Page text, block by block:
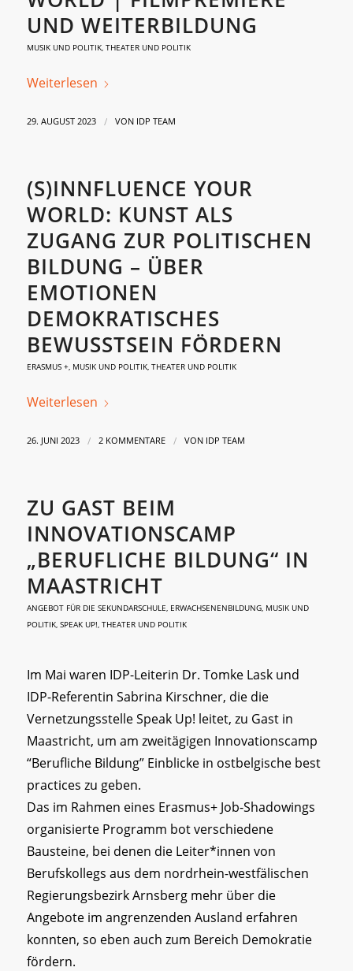
UND WEITERBILDUNG
MUSIK UND POLITIK, THEATER UND POLITIK
Weiterlesen
29. AUGUST 2023 / VON IDP TEAM
(S)INNFLUENCE YOUR
WORLD: KUNST ALS
ZUGANG ZUR POLITISCHEN
BILDUNG – ÜBER
EMOTIONEN
DEMOKRATISCHES
BEWUSSTSEIN FÖRDERN
ERASMUS +, MUSIK UND POLITIK, THEATER UND POLITIK
Weiterlesen
26. JUNI 2023 / 2 KOMMENTARE / VON IDP TEAM
ZU GAST BEIM
INNOVATIONSCAMP
„BERUFLICHE BILDUNG“ IN
MAASTRICHT
ANGEBOT FÜR DIE SEKUNDARSCHULE, ERWACHSENENBILDUNG, MUSIK UND
POLITIK, SPEAK UP!, THEATER UND POLITIK
Im Mai waren IDP-Leiterin Dr. Tomke Lask und
IDP-Referentin Sabrina Kirschner, die die
Vernetzungsstelle Speak Up! leitet, zu Gast in
Maastricht, um am zweitägigen Innovationscamp
“Berufliche Bildung” Einblicke in ostbelgische best
practices zu geben.
Das im Rahmen eines Erasmus+ Job-Shadowings
organisierte Programm bot verschiedene
Bausteine, bei denen die Leiter*innen von
Berufskollegs aus dem nordrhein-westfälischen
Regierungsbezirk Arnsberg mehr über die
Angebote im angrenzenden Ausland erfahren
konnten, so eben auch zum Bereich Demokratie
fördern.